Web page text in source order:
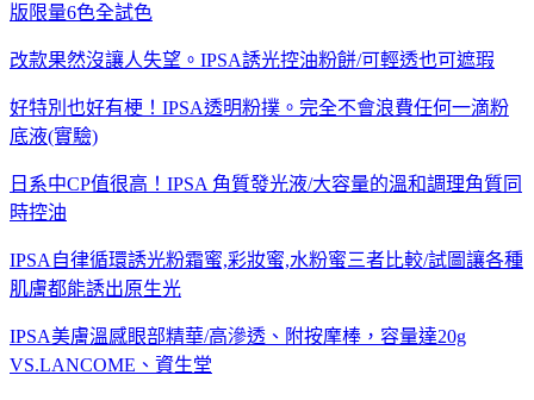
版限量6色全試色
改款果然沒讓人失望。IPSA誘光控油粉餅/可輕透也可遮瑕
好特別也好有梗！IPSA透明粉撲。完全不會浪費任何一滴粉
底液(實驗)
日系中CP值很高！IPSA 角質發光液/大容量的溫和調理角質同
時控油
IPSA自律循環誘光粉霜蜜,彩妝蜜,水粉蜜三者比較/試圖讓各種
肌膚都能誘出原生光
IPSA美膚溫感眼部精華/高滲透、附按摩棒，容量達20g
VS.LANCOME、資生堂